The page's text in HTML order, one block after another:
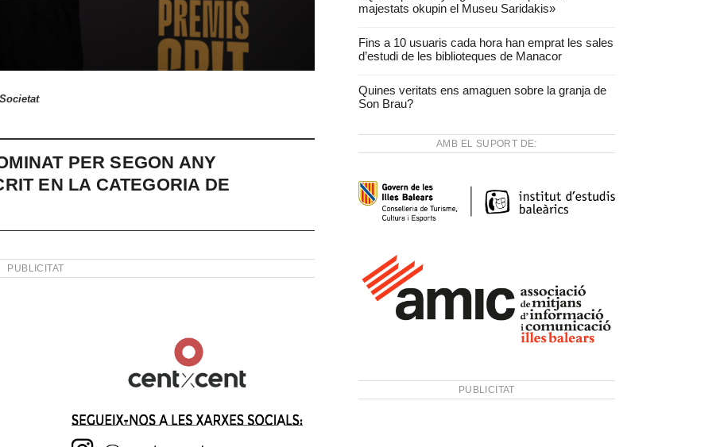
Societat
PER SEGON ANY
EN LA CATEGORIA DE
PUBLICITAT
majestats okupin el Museu Saridakis»
Fins a 10 usuaris cada hora han emprat les sales
d’estudi de les biblioteques de Manacor
Quines veritats ens amaguen sobre la granja de
Son Brau?
AMB EL SUPORT DE:
PUBLICITAT